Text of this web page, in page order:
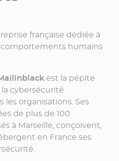
française dédiée à
humains
est la pépite
cybersécurité
les organisations. Ses
de plus de 100
à Marseille, conçoivent,
en France ses